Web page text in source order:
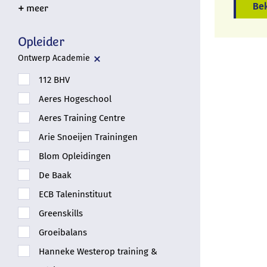
Opleider
Ontwerp Academie
112 BHV
Aeres Hogeschool
Aeres Training Centre
Arie Snoeijen Trainingen
Blom Opleidingen
De Baak
ECB Taleninstituut
Greenskills
Groeibalans
Hanneke Westerop training &